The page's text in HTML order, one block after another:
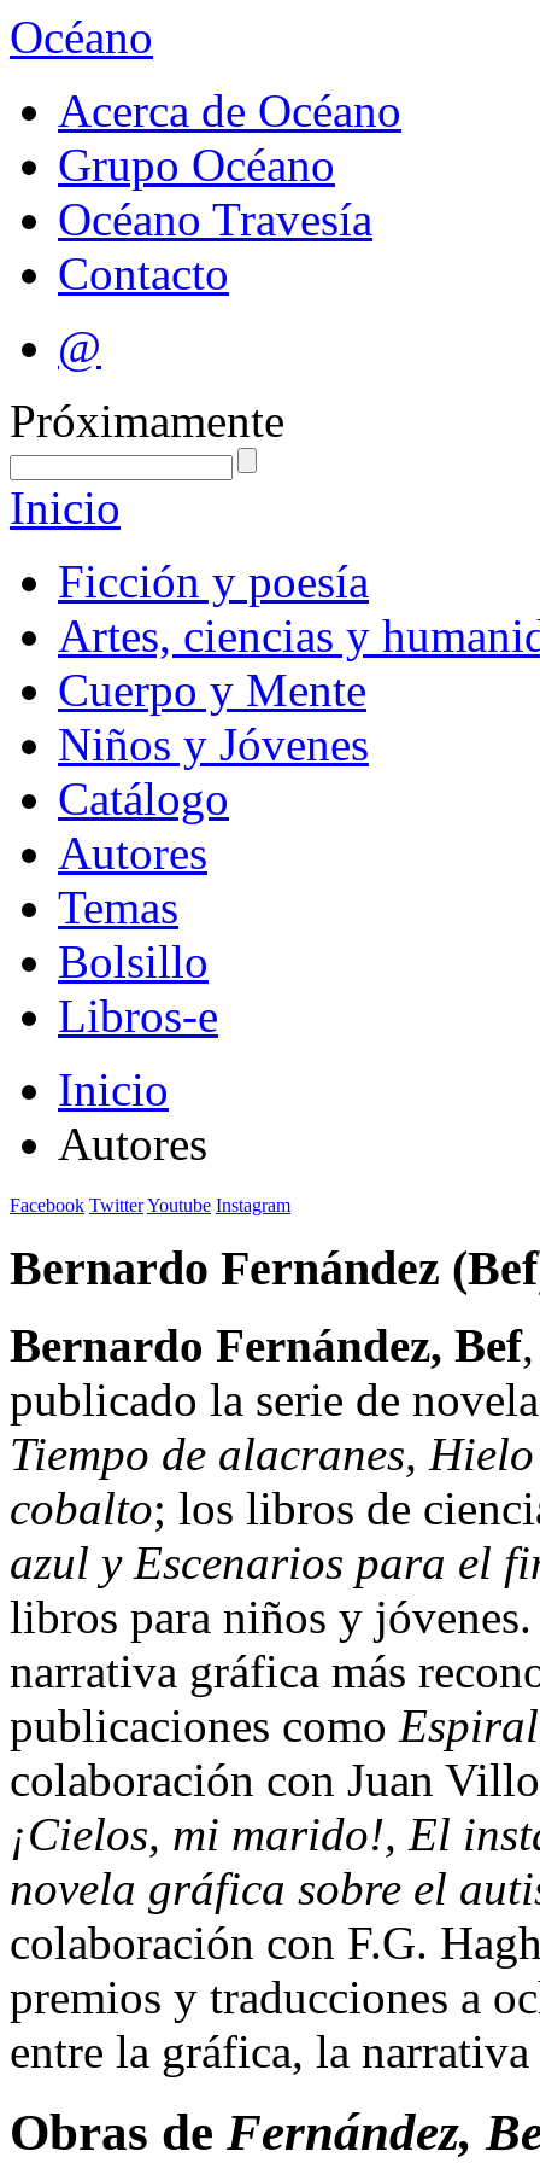
Océano
Acerca de Océano
Grupo Océano
Océano Travesía
Contacto
@
Próximamente
Inicio
Ficción y poesía
Artes, ciencias y
Cuerpo y Mente
Niños y Jóvenes
Catálogo
Autores
Temas
Bolsillo
Libros-e
Inicio
Autores
Facebook TwitterYoutube Instagram
Bernardo Fernández
Bernardo Fernández, Bef
publicado la serie de
Tiempo de alacranes,
cobalto; los libros de
azul y Escenarios para el
libros para niños y
narrativa gráfica más
publicaciones como
colaboración con Juan
¡Cielos, mi marido!, El
novela gráfica sobre el
colaboración con F.G.
premios y traducciones a
entre la gráfica, la
Obras de Fernández,